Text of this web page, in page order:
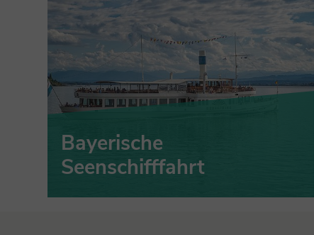
Bayerische
Seenschifffahrt